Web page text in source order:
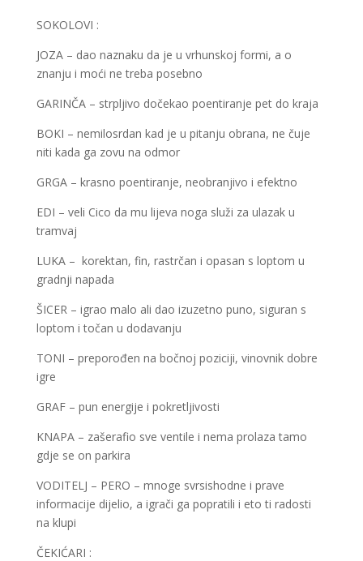
SOKOLOVI :
JOZA – dao naznaku da je u vrhunskoj formi, a o
znanju i moći ne treba posebno
GARINČA – strpljivo dočekao poentiranje pet do kraja
BOKI – nemilosrdan kad je u pitanju obrana, ne čuje
niti kada ga zovu na odmor
GRGA – krasno poentiranje, neobranjivo i efektno
EDI – veli Cico da mu lijeva noga služi za ulazak u
tramvaj
LUKA – korektan, fin, rastrčan i opasan s loptom u
gradnji napada
ŠICER – igrao malo ali dao izuzetno puno, siguran s
loptom i točan u dodavanju
TONI – preporođen na bočnoj poziciji, vinovnik dobre
igre
GRAF – pun energije i pokretljivosti
KNAPA – zašerafio sve ventile i nema prolaza tamo
gdje se on parkira
VODITELJ – PERO – mnoge svrsishodne i prave
informacije dijelio, a igrači ga popratili i eto ti radosti
na klupi
ČEKIĆARI :